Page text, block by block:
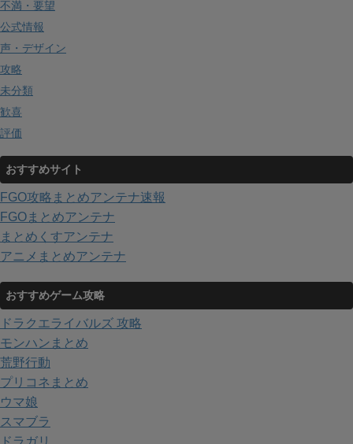
不満・要望
公式情報
声・デザイン
攻略
未分類
歓喜
評価
おすすめサイト
FGO攻略まとめアンテナ速報
FGOまとめアンテナ
まとめくすアンテナ
アニメまとめアンテナ
おすすめゲーム攻略
ドラクエライバルズ 攻略
モンハンまとめ
荒野行動
プリコネまとめ
ウマ娘
スマブラ